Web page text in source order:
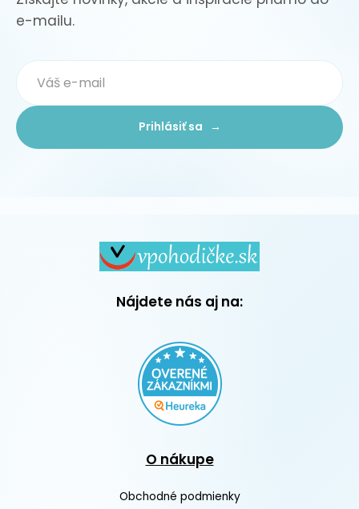
e-mailu.
Prihlásiť sa →
Nájdete nás aj na:
O nákupe
Obchodné podmienky